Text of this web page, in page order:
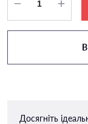
Досягніть